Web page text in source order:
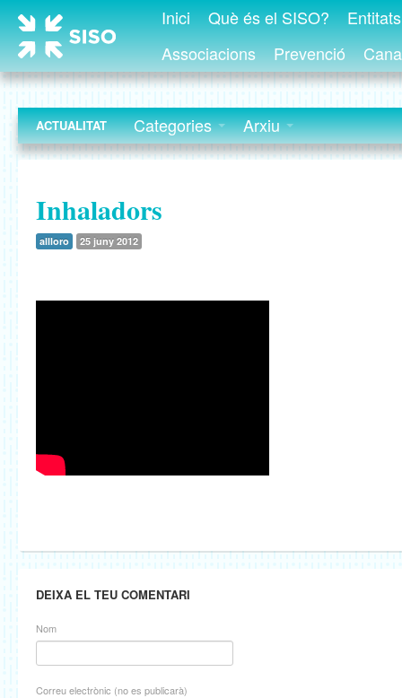
Inici Què és el SISO?
Associacions
Prevenció
ACTUALITAT Categories Arxiu
Inhaladors
allloro 25 juny 2012
DEIXA EL TEU COMENTARI
Nom
Correu electrònic (no es publicarà)